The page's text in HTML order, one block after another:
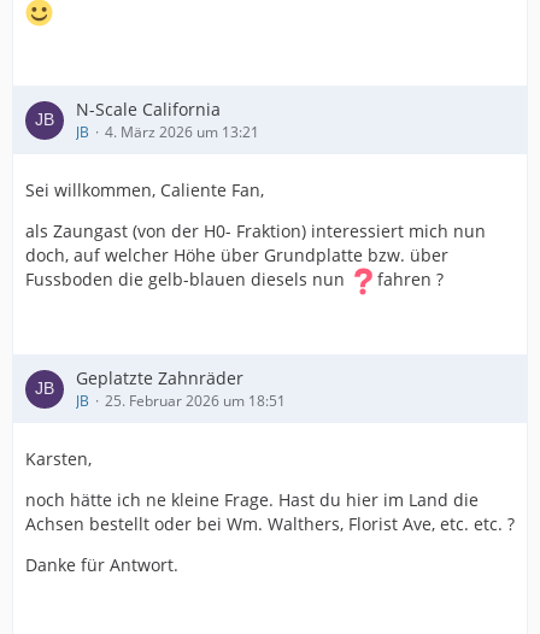
N-Scale California
JB 4. März 2026 um 13:21
Sei willkommen, Caliente Fan,
als Zaungast (von der H0- Fraktion) interessiert mich nun
doch, auf welcher Höhe über Grundplatte bzw. über
Fussboden die gelb-blauen diesels nun
fahren ?
Geplatzte Zahnräder
JB 25. Februar 2026 um 18:51
Karsten,
noch hätte ich ne kleine Frage. Hast du hier im Land die
Achsen bestellt oder bei Wm. Walthers, Florist Ave, etc. etc. ?
Danke für Antwort.